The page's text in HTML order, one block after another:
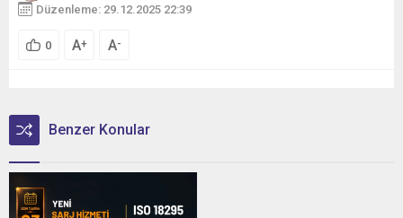
Düzenleme: 29.12.2025 22:39
0 A+ A-
Benzer Konular